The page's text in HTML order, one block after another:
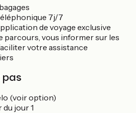
7j/7
de voyage exclusive
parcours, vous informer sur les
votre assistance
pas
(voir option)
du jour 1